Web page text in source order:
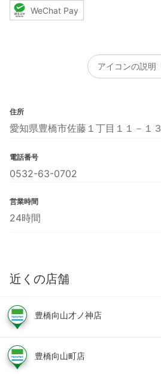
WeChat Pay
アイコンの説明
住所
愛知県豊橋市佐藤１丁目１１－１３
電話番号
0532-63-0702
営業時間
24時間
近くの店舗
豊橋向山才ノ神店
豊橋向山町店